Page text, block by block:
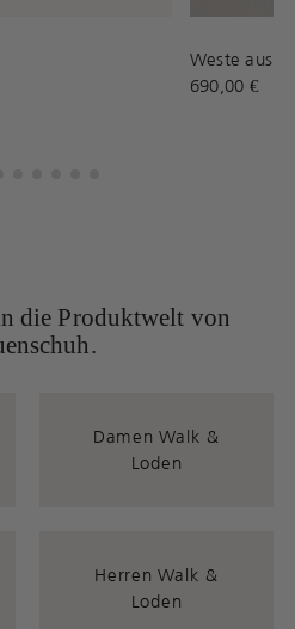
Weste aus
690,00 €
die Produktwelt von
Damen Walk &
Loden
Herren Walk &
Loden